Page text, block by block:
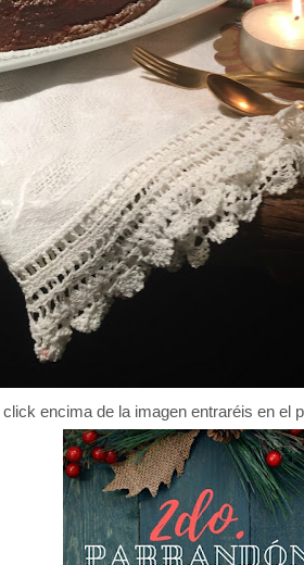
encima de la imagen entraréis en el